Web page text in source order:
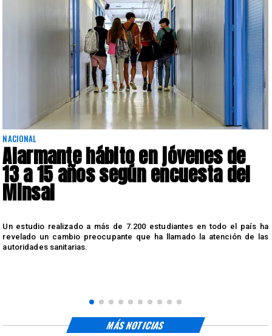
NACIONAL
Alarmante hábito en jóvenes de
13 a 15 años según encuesta del
Minsal
Un estudio realizado a más de 7.200 estudiantes en todo el país ha
revelado un cambio preocupante que ha llamado la atención de las
autoridades sanitarias.
MÁS NOTICIAS